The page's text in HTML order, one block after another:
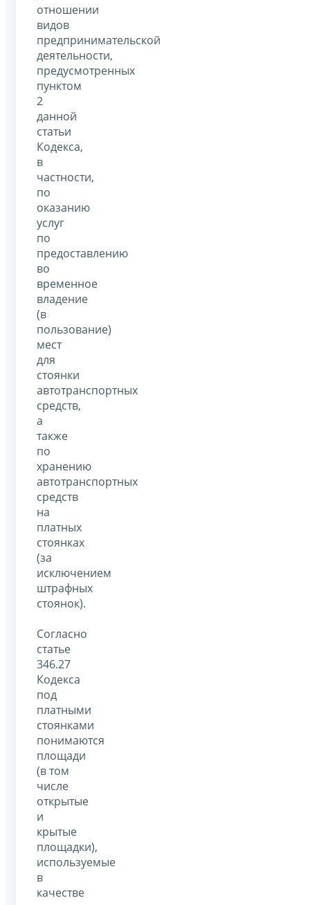
отношении
видов
предпринимательской
деятельности,
предусмотренных
пунктом
2
данной
статьи
Кодекса,
в
частности,
по
оказанию
услуг
по
предоставлению
во
временное
владение
(в
пользование)
мест
для
стоянки
автотранспортных
средств,
а
также
по
хранению
автотранспортных
средств
на
платных
стоянках
(за
исключением
штрафных
стоянок).
Согласно
статье
346.27
Кодекса
под
платными
стоянками
понимаются
площади
(в том
числе
открытые
и
крытые
площадки),
используемые
в
качестве